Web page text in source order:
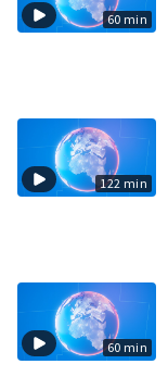
60 min
122 min
60 min